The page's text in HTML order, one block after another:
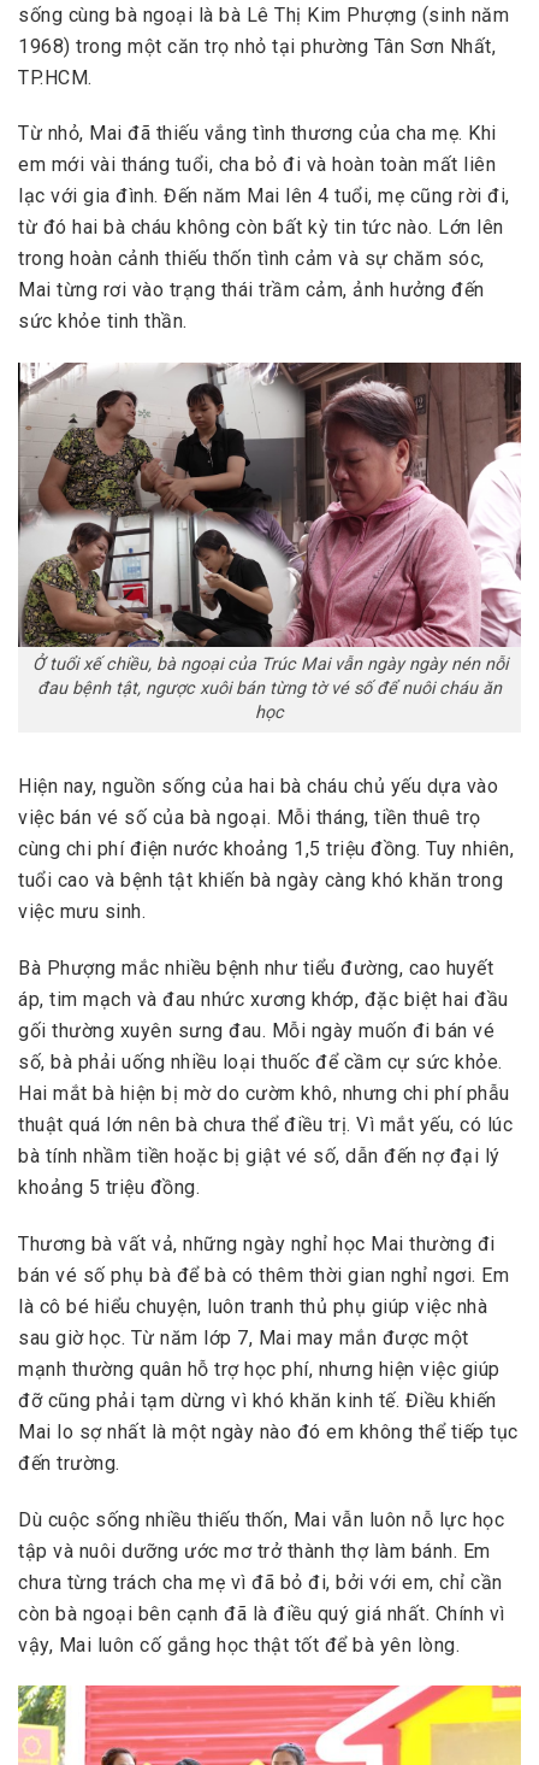
sống cùng bà ngoại là bà Lê Thị Kim Phượng (sinh năm
1968) trong một căn trọ nhỏ tại phường Tân Sơn Nhất,
TP.HCM.
Từ nhỏ, Mai đã thiếu vắng tình thương của cha mẹ. Khi
em mới vài tháng tuổi, cha bỏ đi và hoàn toàn mất liên
lạc với gia đình. Đến năm Mai lên 4 tuổi, mẹ cũng rời đi,
từ đó hai bà cháu không còn bất kỳ tin tức nào. Lớn lên
trong hoàn cảnh thiếu thốn tình cảm và sự chăm sóc,
Mai từng rơi vào trạng thái trầm cảm, ảnh hưởng đến
sức khỏe tinh thần.
Ở tuổi xế chiều, bà ngoại của Trúc Mai vẫn ngày ngày nén nỗi
đau bệnh tật, ngược xuôi bán từng tờ vé số để nuôi cháu ăn
học
Hiện nay, nguồn sống của hai bà cháu chủ yếu dựa vào
việc bán vé số của bà ngoại. Mỗi tháng, tiền thuê trọ
cùng chi phí điện nước khoảng 1,5 triệu đồng. Tuy nhiên,
tuổi cao và bệnh tật khiến bà ngày càng khó khăn trong
việc mưu sinh.
Bà Phượng mắc nhiều bệnh như tiểu đường, cao huyết
áp, tim mạch và đau nhức xương khớp, đặc biệt hai đầu
gối thường xuyên sưng đau. Mỗi ngày muốn đi bán vé
số, bà phải uống nhiều loại thuốc để cầm cự sức khỏe.
Hai mắt bà hiện bị mờ do cườm khô, nhưng chi phí phẫu
thuật quá lớn nên bà chưa thể điều trị. Vì mắt yếu, có lúc
bà tính nhầm tiền hoặc bị giật vé số, dẫn đến nợ đại lý
khoảng 5 triệu đồng.
Thương bà vất vả, những ngày nghỉ học Mai thường đi
bán vé số phụ bà để bà có thêm thời gian nghỉ ngơi. Em
là cô bé hiểu chuyện, luôn tranh thủ phụ giúp việc nhà
sau giờ học. Từ năm lớp 7, Mai may mắn được một
mạnh thường quân hỗ trợ học phí, nhưng hiện việc giúp
đỡ cũng phải tạm dừng vì khó khăn kinh tế. Điều khiến
Mai lo sợ nhất là một ngày nào đó em không thể tiếp tục
đến trường.
Dù cuộc sống nhiều thiếu thốn, Mai vẫn luôn nỗ lực học
tập và nuôi dưỡng ước mơ trở thành thợ làm bánh. Em
chưa từng trách cha mẹ vì đã bỏ đi, bởi với em, chỉ cần
còn bà ngoại bên cạnh đã là điều quý giá nhất. Chính vì
vậy, Mai luôn cố gắng học thật tốt để bà yên lòng.